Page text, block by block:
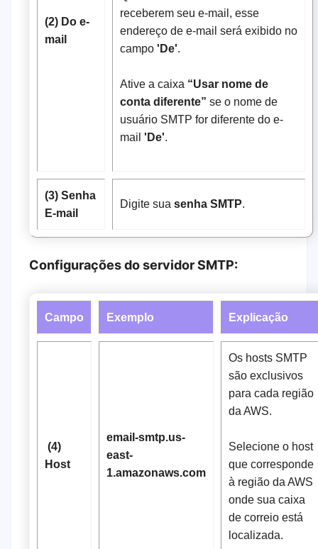
(2) Do e-
mail
receberem seu e-mail, esse
endereço de e-mail será exibido no
campo 'De'.
Ative a caixa “Usar nome de
conta diferente” se o nome de
usuário SMTP for diferente do e-
mail 'De'.
(3) Senha
E-mail
Digite sua senha SMTP.
Configurações do servidor SMTP:
Campo Exemplo Explicação
(4)
Host
email-smtp.us-
east-
1.amazonaws.com
Os hosts SMTP
são exclusivos
para cada região
da AWS.
Selecione o host
que corresponde
à região da AWS
onde sua caixa
de correio está
localizada.